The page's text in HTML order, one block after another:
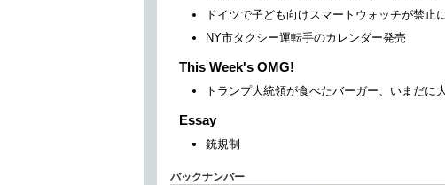
ドイツで子ども向けスマートウォッチが禁止
NY市タクシー運転手のカレンダー発売
This Week's OMG!
トランプ大統領が食べたバーガー、いまだに
Essay
銃規制
バックナンバー